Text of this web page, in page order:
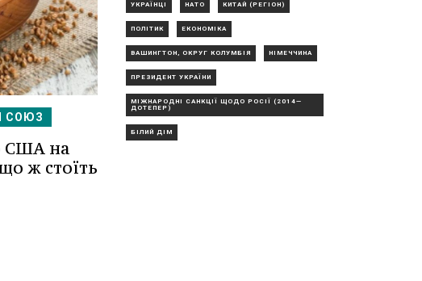
СОЮЗ
США на
ж стоїть
УКРАЇНЦІ НАТО КИТАЙ (РЕГІОН)
ПОЛІТИК ЕКОНОМІКА
ВАШИНГТОН, ОКРУГ КОЛУМБІЯ НІМЕЧЧИНА
ПРЕЗИДЕНТ УКРАЇНИ
МІЖНАРОДНІ САНКЦІЇ ЩОДО РОСІЇ (2014—
ДОТЕПЕР)
БІЛИЙ ДІМ